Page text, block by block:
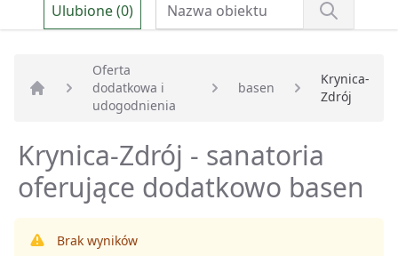
Ulubione (0)
Strona główna
Oferta
dodatkowa i
udogodnienia
basen
Krynica-
Zdrój
Krynica-Zdrój - sanatoria
oferujące dodatkowo basen
Brak wyników